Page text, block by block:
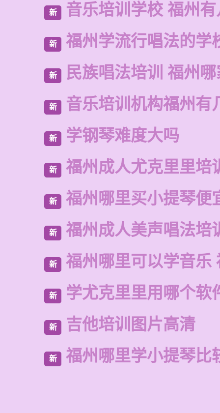
新 音乐培训学校 福州
新 福州学流行唱法的学
新 民族唱法培训 福州
新 音乐培训机构福州有
新 学钢琴难度大吗
新 福州成人尤克里里培
新 福州哪里买小提琴便
新 福州成人美声唱法培
新 福州哪里可以学音乐
新 学尤克里里用哪个软
新 吉他培训图片高清
新 福州哪里学小提琴比